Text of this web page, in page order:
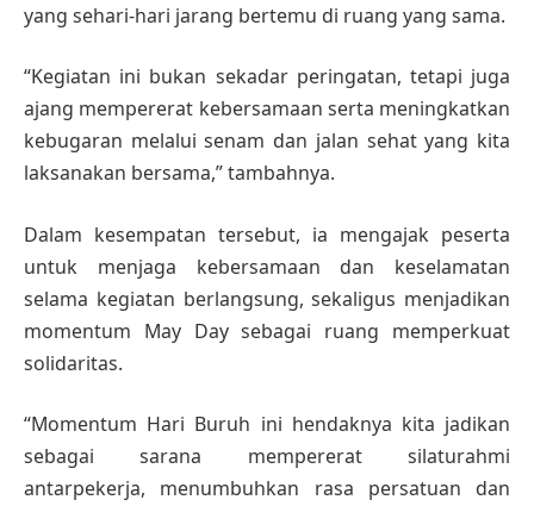
yang sehari-hari jarang bertemu di ruang yang sama.
“Kegiatan ini bukan sekadar peringatan, tetapi juga
ajang mempererat kebersamaan serta meningkatkan
kebugaran melalui senam dan jalan sehat yang kita
laksanakan bersama,” tambahnya.
Dalam kesempatan tersebut, ia mengajak peserta
untuk menjaga kebersamaan dan keselamatan
selama kegiatan berlangsung, sekaligus menjadikan
momentum May Day sebagai ruang memperkuat
solidaritas.
“Momentum Hari Buruh ini hendaknya kita jadikan
sebagai sarana mempererat silaturahmi
antarpekerja, menumbuhkan rasa persatuan dan